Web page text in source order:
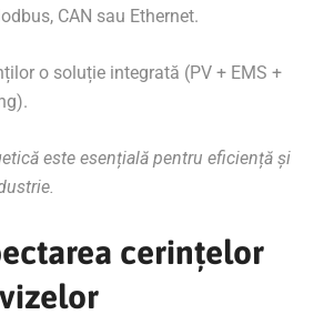
CAN sau Ethernet.
o soluție integrată (PV + EMS +
este esențială pentru eficiență și
cerințelor